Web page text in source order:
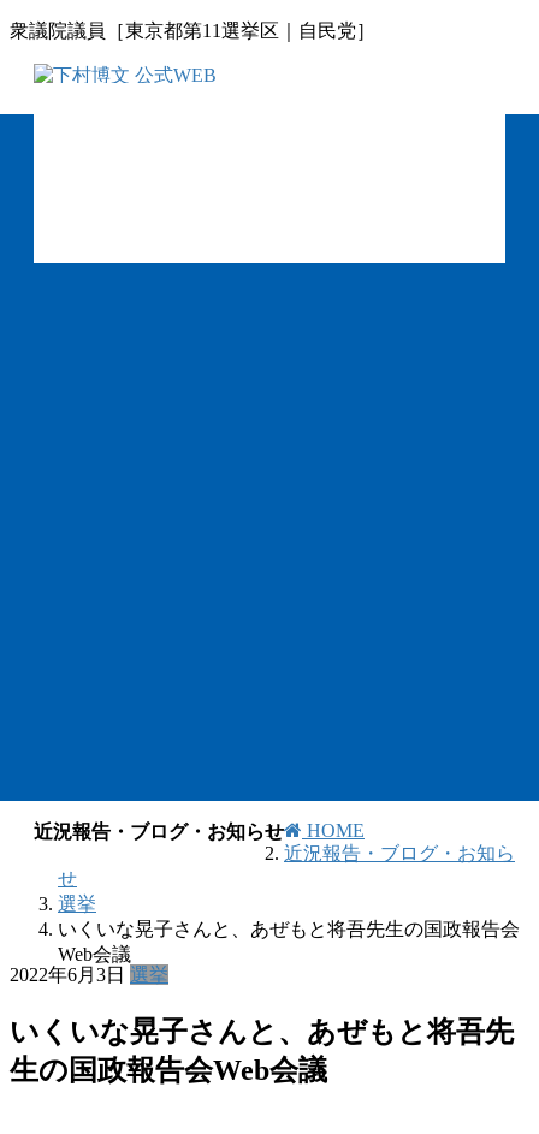
コ
ナ
衆議院議員［東京都第11選挙区｜自民党］
近況報告・ブログ・お知らせ
HOME
近況報告・ブログ・お知ら
せ
選挙
いくいな晃子さんと、あぜもと将吾先生の国政報告会
Web会議
2022年6月3日 選挙
いくいな晃子さんと、あぜもと将吾先
生の国政報告会Web会議